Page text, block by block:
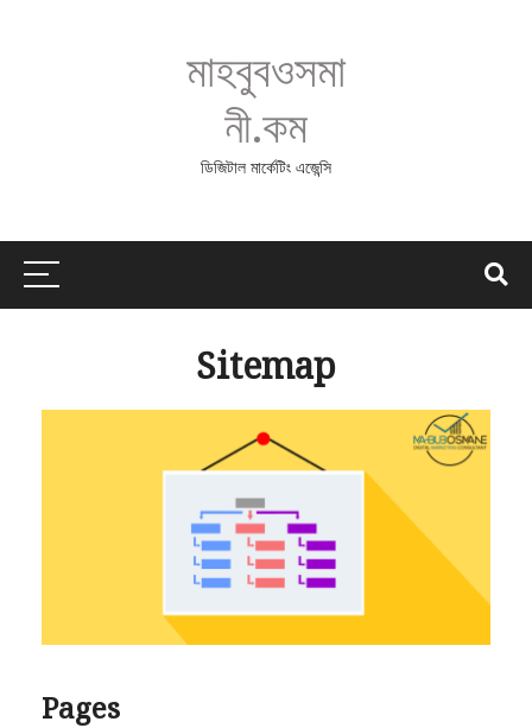
মাহবুবওসমা
নী.কম
ডিজিটাল মার্কেটিং এজেন্সি
Sitemap
Pages